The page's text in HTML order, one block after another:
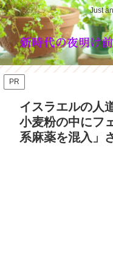
Just
PR
イスラエルの人
小麦粉の中にフ
系麻薬を混入」